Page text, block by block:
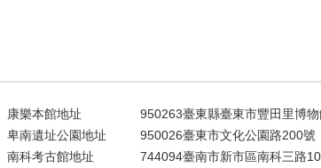
康樂本館地址 950263臺東縣臺東市豐田里博
卑南遺址公園地址
950026臺東市文化公園路200號
南科考古館地址
744094臺南市新市區南科三路